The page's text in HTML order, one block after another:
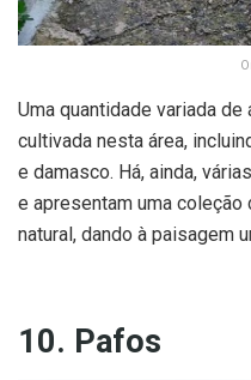
Uma quantidade variada
cultivada nesta área,
e damasco. Há, ainda,
e apresentam uma
natural, dando à paisagem
10. Pafos